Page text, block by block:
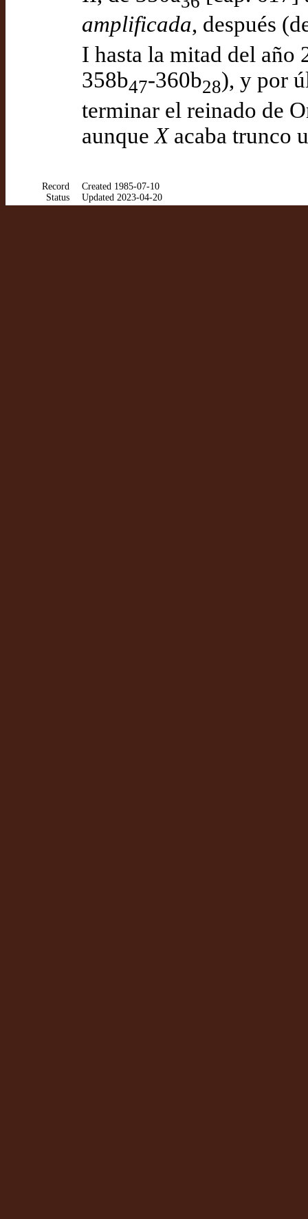
amplificada, después
I hasta la mitad del año
358b47-360b28), y por
terminar el reinado de
aunque Xacaba trunco
Record
Status
Created 1985-07-10
Updated 2023-04-20